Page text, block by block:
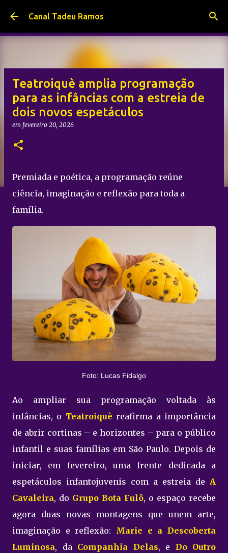
Pular para o conteúdo principal
Canal Tadeu Ramos
Teatroiquè amplia programação
para as infâncias com a estreia de
dois novos espetáculos
em fevereiro 20, 2026
Premiada e poética, a programação reúne
ciência, imaginação e reflexão para toda a
família.
Foto: Lucas Fidalgo
Ao ampliar sua programação voltada às
infâncias, o Teatroiquè reafirma a importância
de abrir cortinas – e horizontes – para o público
infantil e suas famílias em São Paulo. Depois de
iniciar, em fevereiro, uma frente dedicada a
espetáculos infantojuvenis com a estreia de A
Cavaleira, do Grupo Bota Fulô, o espaço recebe
agora duas novas montagens que unem arte,
imaginação e reflexão: Marie e a Descoberta
Luminosa, da Companhia Delas, e Do Outro